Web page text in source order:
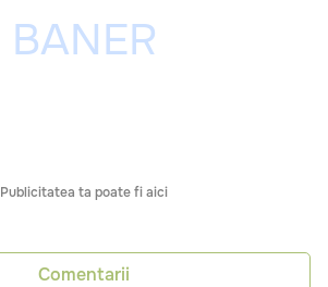
Publicitatea ta poate fi aici
Comentarii